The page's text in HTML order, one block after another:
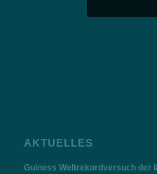
AKTUELLES
Guiness Weltrekordversuch der